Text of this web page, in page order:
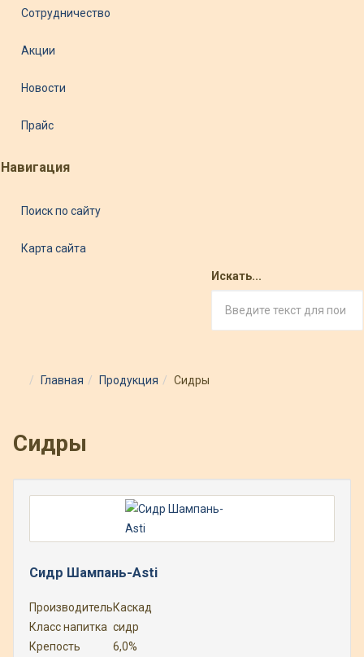
Сотрудничество
Акции
Новости
Прайс
Навигация
Поиск по сайту
Карта сайта
Искать...
Главная Продукция Сидры
Сидры
Сидр Шампань-Asti
ПроизводительКаскад
Класс напитка сидр
Крепость
6,0%